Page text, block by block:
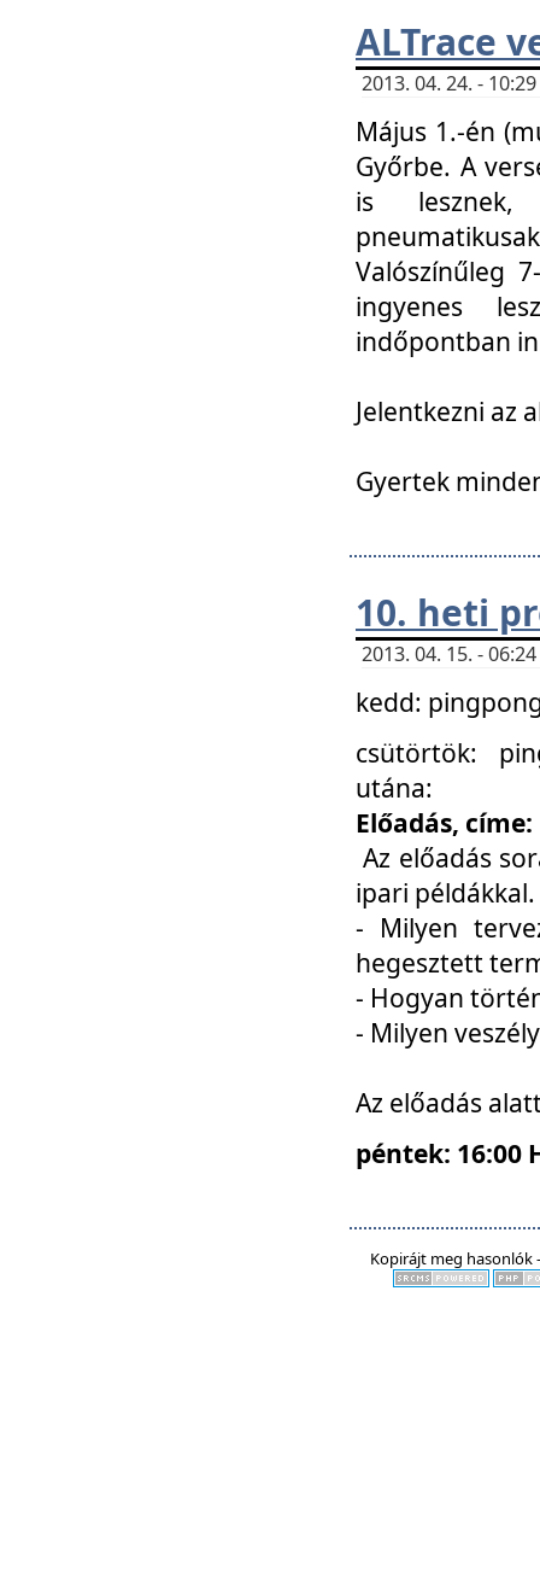
ALTrace
2013. 04. 24. -
Május 1.-én
Győrbe. A
is lesznek,
Valószínűleg
ingyenes
indőpontban
Jelentkezni az
Gyertek
10. heti
2013. 04. 15. -
kedd:
csütörtök:
utána:
Előadás,
Az előadás
ipari
- Milyen
hegesztett
- Hogyan
- Milyen
Az előadás
péntek: 16:00
Kopirájt meg hasonlók